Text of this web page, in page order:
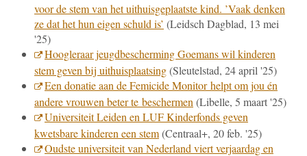
voor de stem van het uithuisgeplaatste kind. ’Vaak denken
ze dat het hun eigen schuld is’ (Leidsch Dagblad, 13 mei
'25)
Hoogleraar jeugdbescherming Goemans wil kinderen
stem geven bij uithuisplaatsing(Sleutelstad, 24 april '25)
Een donatie aan de Femicide Monitor helpt om jou én
andere vrouwen beter te beschermen (Libelle, 5 maart '25)
Universiteit Leiden en LUF Kinderfonds geven
kwetsbare kinderen een stem(Centraal+, 20 feb. '25)
Oudste universiteit van Nederland viert verjaardag en